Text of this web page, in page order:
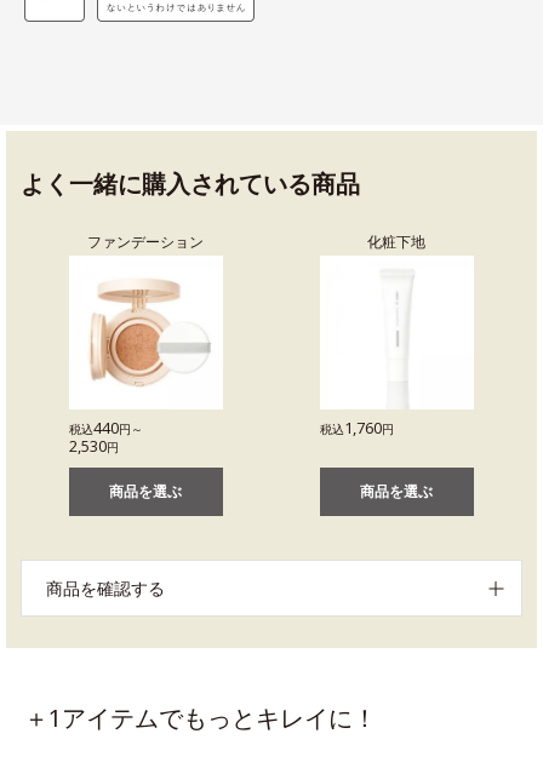
よく一緒に購入されている商品
ファンデーション
税込440円～
2,530円
商品を選ぶ
化粧下地
税込1,760円
商品を選ぶ
商品を確認する
＋1アイテムでもっとキレイに！